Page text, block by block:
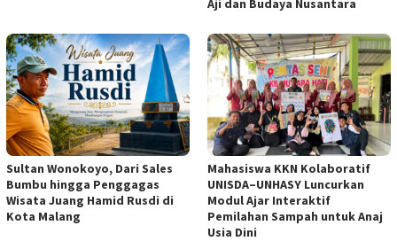
Sultan Wonokoyo, Dari Sales
Bumbu hingga Penggagas
Wisata Juang Hamid Rusdi di
Kota Malang
Mahasiswa KKN Kolaboratif
UNISDA–UNHASY Luncurkan
Modul Ajar Interaktif
Pemilahan Sampah untuk Anaj
Usia Dini